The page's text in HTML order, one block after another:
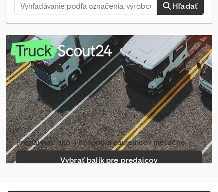
Hľadať
Predaj viac ako 4 miliónom záujemcov mesačne
Vybrať balík pre predajcov